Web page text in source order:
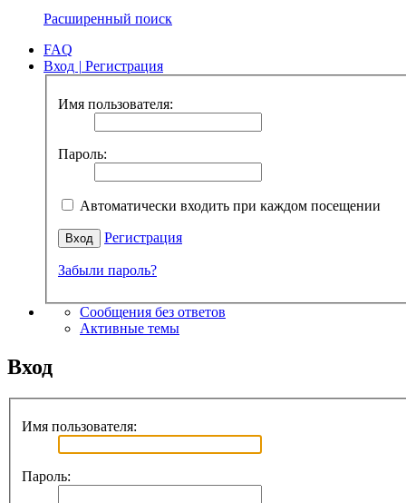
Расширенный поиск
FAQ
Вход | Регистрация
Имя пользователя:
Пароль:
Автоматически входить при каждом посещении
Регистрация
Забыли пароль?
Сообщения без ответов
Активные темы
Вход
Имя пользователя:
Пароль: